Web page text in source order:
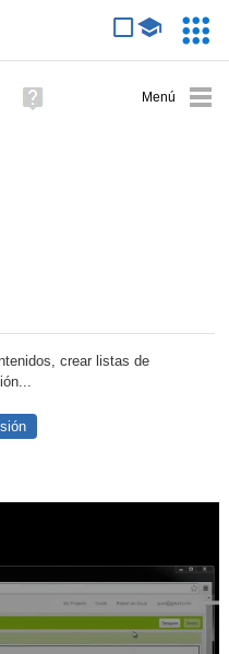
avanzada
Ayuda
(en
crear listas de